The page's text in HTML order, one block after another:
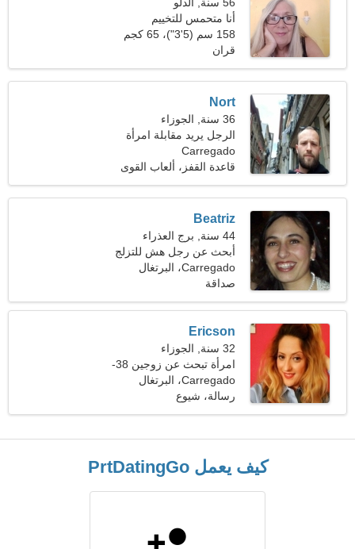
أنا متحمس للتخييم
والموسيقى
158 سم (5'3")، 65 كجم
(143 رطلا)
قران
Nort
36 سنة, الجوزاء
الرجل يريد مقابلة امرأة
Carregado
قاعدة القفز، ألعاب القوى
Beatriz
44 سنة, برج العذراء
أبحث عن رجل هش للتزلج
معًا
Carregado، البرتغال
صداقة
Ericson
32 سنة, الجوزاء
امرأة تبحث عن زوجين 38-
39
Carregado، البرتغال
رسالة، شيوع
كيف يعمل PrtDatingGo